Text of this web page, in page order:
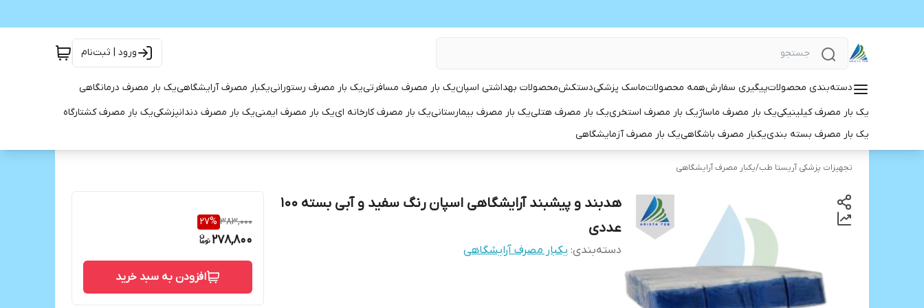
ورود | ثبت‌نام
دسته‌بندی محصولاتپیگیری سفارشهمه محصولاتماسک پزشکیدستکشمحصولات بهداشتی اسپانیک بار مصرف مسافرتییک بار مصرف رستورانییکبار مصرف آرایشگاهییک بار مصرف درمانگاهی
یک بار مصرف کیلینیکییک بار مصرف ماساژیک بار مصرف استخرییک بار مصرف هتلییک بار مصرف بیمارستانییک بار مصرف کارخانه اییک بار مصرف ایمنییک بار مصرف دندانپزشکییک بار مصرف کشتارگاه
یک بار مصرف بسته بندییکبار مصرف باشگاهییک بار مصرف آزمایشگاهی
تجهیزات پزشکی آریستا طب/یکبار مصرف آرایشگاهی
هدبند و پیشبند آرایشگاهی اسپان رنگ سفید و آبی بسته 100
عددی
دسته‌بندی: یکبار مصرف آرایشگاهی
383,000
27%
278,800
افزودن به سبد خرید